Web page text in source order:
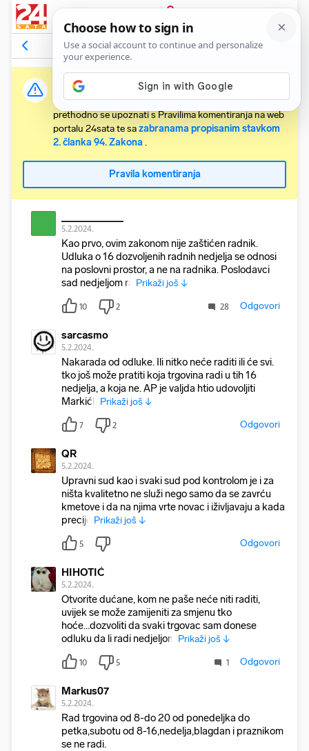
PRIJAVA
Komentari47 Relevantni
Važna obavijest:
Svaki korisnik koji želi komentirati članke obvezan je
prethodno se upoznati s Pravilima komentiranja na web
portalu 24sata te sazabranama propisanim stavkom
2. članka 94. Zakona .
Pravila komentiranja
5.2.2024.
Kao prvo, ovim zakonom nije zaštićen radnik.
Udluka o 16 dozvoljenih radnih nedjelja se odnosi
na poslovni prostor, a ne na radnika. Poslodavci
sad nedjeljom ra Prikaži još ↓
10 2 28 Odgovori
sarcasmo
5.2.2024.
Nakarada od odluke. Ili nitko neće raditi ili će svi.
tko još može pratiti koja trgovina radi u tih 16
nedjelja, a koja ne. AP je valjda htio udovoljiti
Markićk Prikaži još ↓
7 2 Odgovori
QR
5.2.2024.
Upravni sud kao i svaki sud pod kontrolom je i za
ništa kvalitetno ne služi nego samo da se zavrću
kmetove i da na njima vrte novac i iživljavaju a kada
precije Prikaži još ↓
5 Odgovori
HIHOTIĆ
5.2.2024.
Otvorite dućane, kom ne paše neće niti raditi,
uvijek se može zamijeniti za smjenu tko
hoće...dozvoliti da svaki trgovac sam donese
odluku da li radi nedjeljom Prikaži još ↓
10 5 1 Odgovori
Markus07
5.2.2024.
Rad trgovina od 8-do 20 od ponedeljka do
petka,subotu od 8-16,nedelja,blagdan i praznikom
se ne radi.